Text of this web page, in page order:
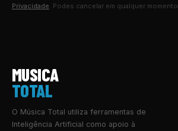
Privacidade . Podes cancelar em qualquer momento.
MUSICA
TOTAL
O Música Total utiliza ferramentas de
Inteligência Artificial como apoio à